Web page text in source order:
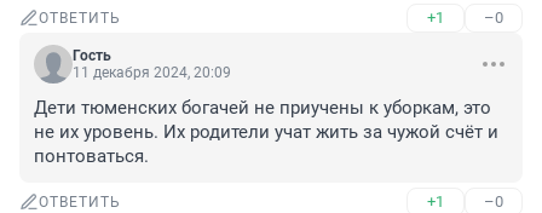
ОТВЕТИТЬ +1 –0
Гость
11 декабря 2024, 20:09
Дети тюменских богачей не приучены к уборкам, это
не их уровень. Их родители учат жить за чужой счёт и
понтоваться.
ОТВЕТИТЬ +1 –0